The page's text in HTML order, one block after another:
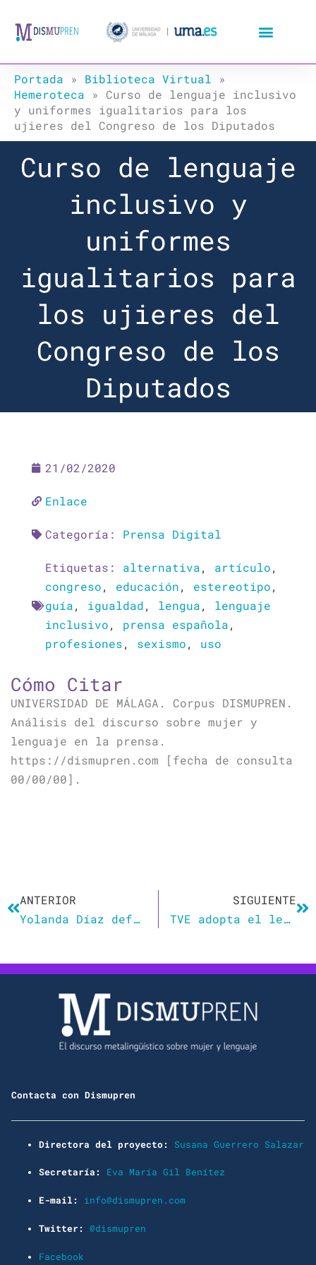
Portada » Biblioteca Virtual »
Hemeroteca » Curso de lenguaje inclusivo
y uniformes igualitarios para los
ujieres del Congreso de los Diputados
Curso de lenguaje
inclusivo y
uniformes
igualitarios para
los ujieres del
Congreso de los
Diputados
21/02/2020
Enlace
Categoría: Prensa Digital
Etiquetas: alternativa, artículo,
congreso, educación, estereotipo,
guía, igualdad, lengua, lenguaje
inclusivo, prensa española,
profesiones, sexismo, uso
Cómo Citar
UNIVERSIDAD DE MÁLAGA. Corpus DISMUPREN.
Análisis del discurso sobre mujer y
lenguaje en la prensa.
https://dismupren.com [fecha de consulta
00/00/00].
ANTERIOR
Yolanda Díaz defiende el uso del lenguaje ‘en femenino’: «Es mi obligación»
SIGUIENTE
TVE adopta el lenguaje inclusivo podemita con un reportaje sobre las «pilotas de automovilismo»
Contacta con Dismupren
Directora del proyecto: Susana Guerrero Salazar
Secretaría: Eva María Gil Benítez
E-mail: info@dismupren.com
Twitter: @dismupren
Facebook